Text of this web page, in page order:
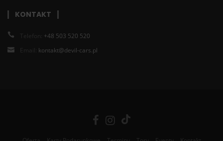
KONTAKT
Telefon: +48 503 520 520
Email: kontakt@devil-cars.pl